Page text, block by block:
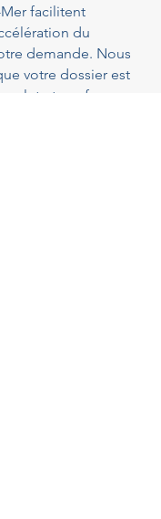
facilitent
du
demande. Nous
votre dossier est
et conforme